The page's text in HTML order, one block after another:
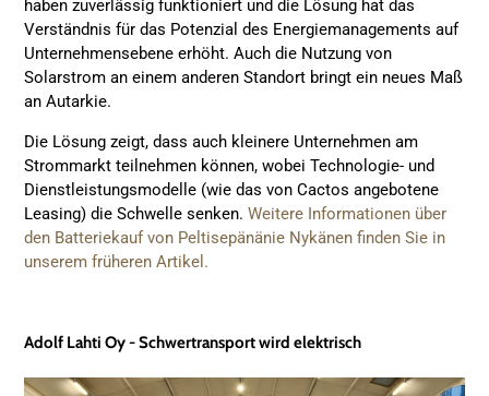
haben zuverlässig funktioniert und die Lösung hat das
Verständnis für das Potenzial des Energiemanagements auf
Unternehmensebene erhöht. Auch die Nutzung von
Solarstrom an einem anderen Standort bringt ein neues Maß
an Autarkie.
Die Lösung zeigt, dass auch kleinere Unternehmen am
Strommarkt teilnehmen können, wobei Technologie- und
Dienstleistungsmodelle (wie das von Cactos angebotene
Leasing) die Schwelle senken.Weitere Informationen über
den Batteriekauf von Peltisepänänie Nykänen finden Sie in
unserem früheren Artikel.
Adolf Lahti Oy - Schwertransport wird elektrisch